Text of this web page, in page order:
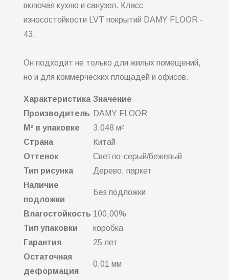
включая кухню и санузел. Класс
износостойкости LVT покрытий DAMY FLOOR -
43.
Он подходит не только для жилых помещений,
но и для коммерческих площадей и офисов.
Характеристика Значение
Производитель DAMY FLOOR
М² в упаковке
3,048 м²
Страна
Китай
Оттенок
Светло-серый/бежевый
Тип рисунка
Дерево, паркет
Наличие
подложки
Без подложки
Влагостойкость 100,00%
Тип упаковки
коробка
Гарантия
25 лет
Остаточная
деформация
0,01 мм